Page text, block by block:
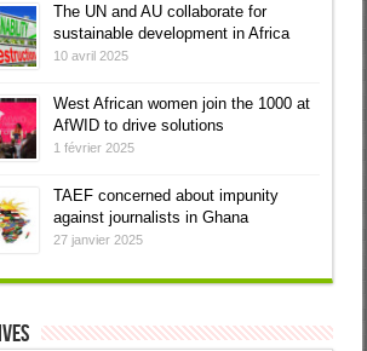
The UN and AU collaborate for
sustainable development in Africa
10 avril 2025
West African women join the 1000 at
AfWID to drive solutions
1 février 2025
TAEF concerned about impunity
against journalists in Ghana
27 janvier 2025